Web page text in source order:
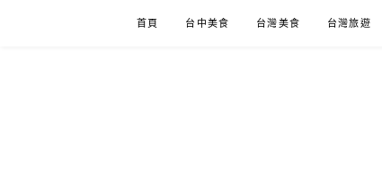
首頁 台中美食 台灣美食 台灣旅遊